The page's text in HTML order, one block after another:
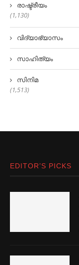
രാഷ്ട്രീയം
(1,130)
വിദ്യാഭ്യാസം
സാഹിത്യം
സിനിമ
(1,513)
EDITOR’S PICKS